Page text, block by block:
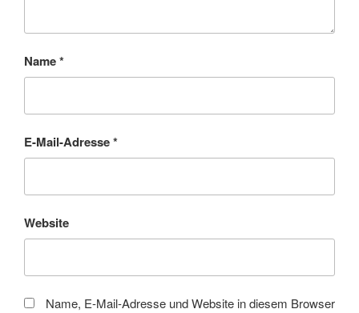
Name*
E-Mail-Adresse*
Website
Name, E-Mail-Adresse und Website in diesem Browser